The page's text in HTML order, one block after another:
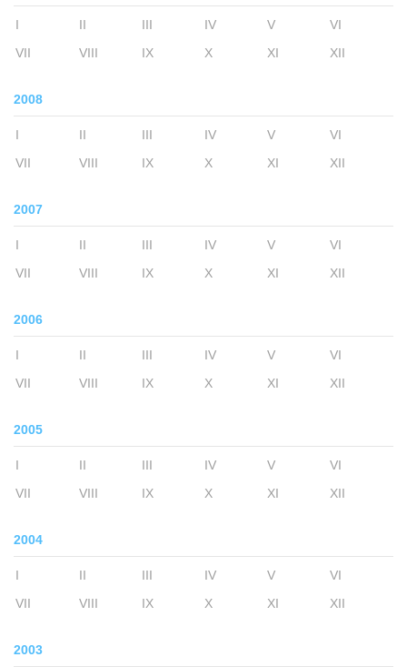
I II III IV V
VI
VII
VIII IX X XI XII
2008
I II III IV V
VI
VII
VIII IX X XI XII
2007
I II III IV V
VI
VII
VIII IX X XI XII
2006
I II III IV V
VI
VII
VIII IX X XI XII
2005
I II III IV V
VI
VII
VIII IX X XI XII
2004
I II III IV V
VI
VII
VIII IX X XI XII
2003